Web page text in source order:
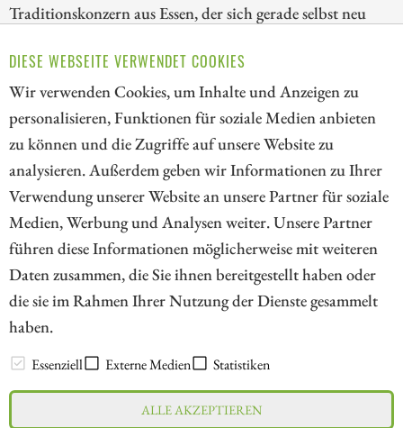
DIESE WEBSEITE VERWENDET COOKIES
Wir verwenden Cookies, um Inhalte und Anzeigen zu
personalisieren, Funktionen für soziale Medien anbieten
zu können und die Zugriffe auf unsere Website zu
analysieren. Außerdem geben wir Informationen zu Ihrer
Verwendung unserer Website an unsere Partner für soziale
Medien, Werbung und Analysen weiter. Unsere Partner
führen diese Informationen möglicherweise mit weiteren
Daten zusammen, die Sie ihnen bereitgestellt haben oder
die sie im Rahmen Ihrer Nutzung der Dienste gesammelt
haben.
Essenziell Externe Medien Statistiken
ALLE AKZEPTIEREN
Traditionskonzern aus Essen, der sich gerade selbst neu
Bewertung ohne Boden und zwei Aktien, die im Zentrum
realer irdischer Lieferketten stehen.
ZUM KOMMENTAR
// kapitalerhoehungen.de - © 2026 - Die Informationsplattform für
Investoren und Unternehmen rund um Kapitalerhöhung, Kapitalmarkt
und Unternehmensfinanzierung
LEXIKON